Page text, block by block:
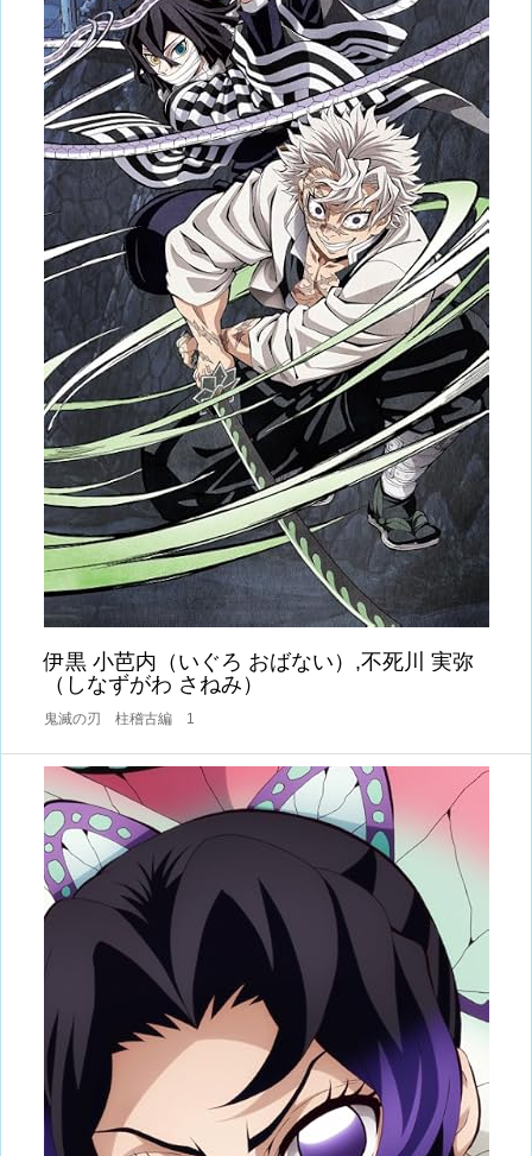
伊黒 小芭内（いぐろ おばない）,不死川 実弥
（しなずがわ さねみ）
鬼滅の刃 柱稽古編 1